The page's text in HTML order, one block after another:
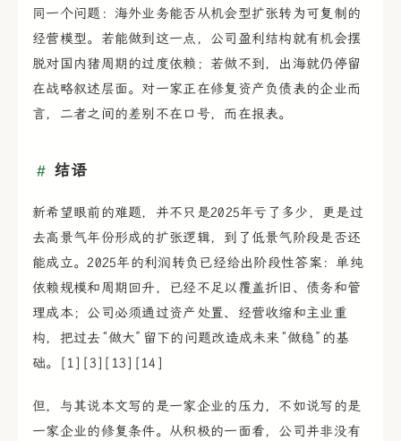
同一个问题：海外业务能否从机会型扩张转为可复制的
经营模型。若能做到这一点，公司盈利结构就有机会摆
脱对国内猪周期的过度依赖；若做不到，出海就仍停留
在战略叙述层面。对一家正在修复资产负债表的企业而
言，二者之间的差别不在口号，而在报表。
结语
新希望眼前的难题，并不只是2025年亏了多少，更是过
去高景气年份形成的扩张逻辑，到了低景气阶段是否还
能成立。2025年的利润转负已经给出阶段性答案：单纯
依赖规模和周期回升，已经不足以覆盖折旧、债务和管
理成本；公司必须通过资产处置、经营收缩和主业重
构，把过去“做大”留下的问题改造成未来“做稳”的基
础。[1][3][13][14]
但，与其说本文写的是一家企业的压力，不如说写的是
一家企业的修复条件。从积极的一面看，公司并非没有